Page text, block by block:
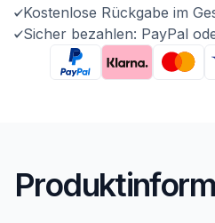
Kostenlose Rückgabe im
Sicher bezahlen: PayPal